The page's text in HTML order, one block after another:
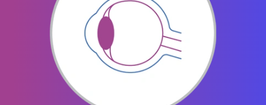
الماء الازرق بالعين